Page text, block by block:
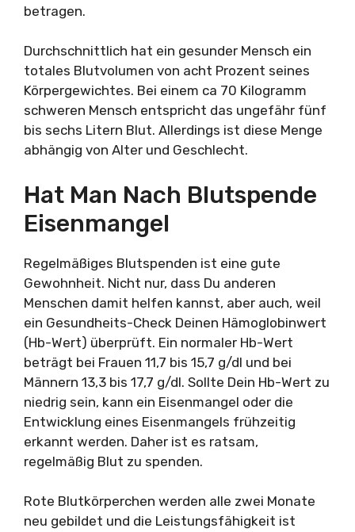
betragen.
Durchschnittlich hat ein gesunder Mensch ein
totales Blutvolumen von acht Prozent seines
Körpergewichtes. Bei einem ca 70 Kilogramm
schweren Mensch entspricht das ungefähr fünf
bis sechs Litern Blut. Allerdings ist diese Menge
abhängig von Alter und Geschlecht.
Hat Man Nach Blutspende
Eisenmangel
Regelmäßiges Blutspenden ist eine gute
Gewohnheit. Nicht nur, dass Du anderen
Menschen damit helfen kannst, aber auch, weil
ein Gesundheits-Check Deinen Hämoglobinwert
(Hb-Wert) überprüft. Ein normaler Hb-Wert
beträgt bei Frauen 11,7 bis 15,7 g/dl und bei
Männern 13,3 bis 17,7 g/dl. Sollte Dein Hb-Wert zu
niedrig sein, kann ein Eisenmangel oder die
Entwicklung eines Eisenmangels frühzeitig
erkannt werden. Daher ist es ratsam,
regelmäßig Blut zu spenden.
Rote Blutkörperchen werden alle zwei Monate
neu gebildet und die Leistungsfähigkeit ist